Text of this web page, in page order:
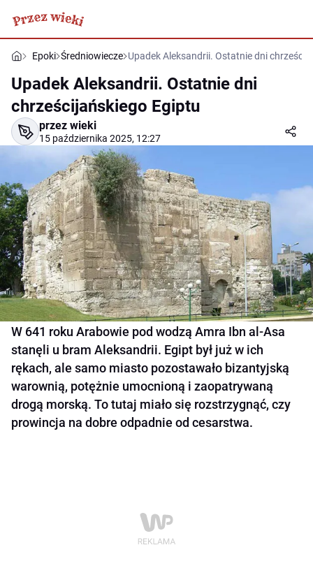
Epoki Średniowiecze Upadek Aleksandrii. Ostatnie dni
Upadek Aleksandrii. Ostatnie dni
chrześcijańskiego Egiptu
przez wieki
15 października 2025, 12:27
W 641 roku Arabowie pod wodzą Amra Ibn al-Asa
stanęli u bram Aleksandrii. Egipt był już w ich
rękach, ale samo miasto pozostawało bizantyjską
warownią, potężnie umocnioną i zaopatrywaną
drogą morską. To tutaj miało się rozstrzygnąć, czy
prowincja na dobre odpadnie od cesarstwa.